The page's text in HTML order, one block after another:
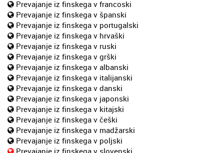
Prevajanje iz finskega v francoski
Prevajanje iz finskega v španski
Prevajanje iz finskega v portugalski
Prevajanje iz finskega v hrvaški
Prevajanje iz finskega v ruski
Prevajanje iz finskega v grški
Prevajanje iz finskega v albanski
Prevajanje iz finskega v italijanski
Prevajanje iz finskega v danski
Prevajanje iz finskega v japonski
Prevajanje iz finskega v kitajski
Prevajanje iz finskega v češki
Prevajanje iz finskega v madžarski
Prevajanje iz finskega v poljski
Prevajanje iz finskega v slovenski